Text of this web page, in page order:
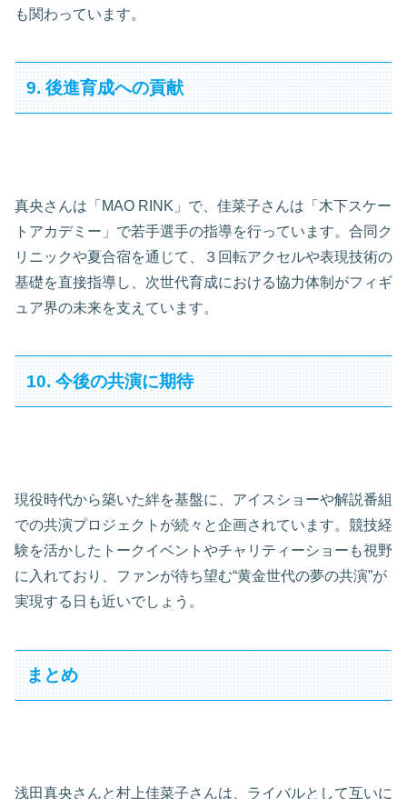
も関わっています。
9. 後進育成への貢献
真央さんは「MAO RINK」で、佳菜子さんは「木下スケー
トアカデミー」で若手選手の指導を行っています。合同ク
リニックや夏合宿を通じて、３回転アクセルや表現技術の
基礎を直接指導し、次世代育成における協力体制がフィギ
ュア界の未来を支えています。
10. 今後の共演に期待
現役時代から築いた絆を基盤に、アイスショーや解説番組
での共演プロジェクトが続々と企画されています。競技経
験を活かしたトークイベントやチャリティーショーも視野
に入れており、ファンが待ち望む“黄金世代の夢の共演”が
実現する日も近いでしょう。
まとめ
浅田真央さんと村上佳菜子さんは、ライバルとして互いに